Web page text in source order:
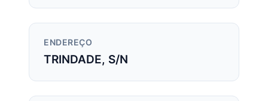
ENDEREÇO
TRINDADE, S/N